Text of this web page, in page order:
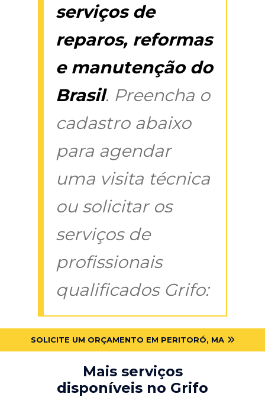
serviços de
reparos, reformas
e manutenção do
Brasil. Preencha o
cadastro abaixo
para agendar
uma visita técnica
ou solicitar os
serviços de
profissionais
qualificados Grifo:
SOLICITE UM ORÇAMENTO EM PERITORÓ, MA
Mais serviços
disponíveis no Grifo